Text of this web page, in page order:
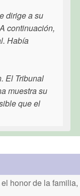
dirige a su
continuación,
Había
El Tribunal
muestra su
que el
honor de la familia,